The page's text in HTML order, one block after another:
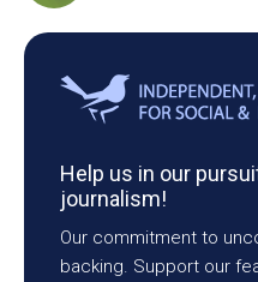
Help us in our
journalism!
Our commitment to
backing. Support our